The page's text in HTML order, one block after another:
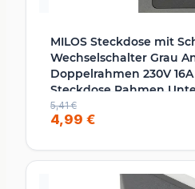
MILOS Steckdose mit
Wechselschalter Grau
Doppelrahmen 230V
Steckdose Rahmen
Anschluss
5,41 €
4,99 €